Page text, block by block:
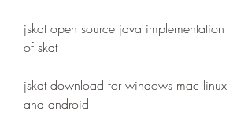
jskat open source java implementation
of skat
jskat download for windows mac linux
and android